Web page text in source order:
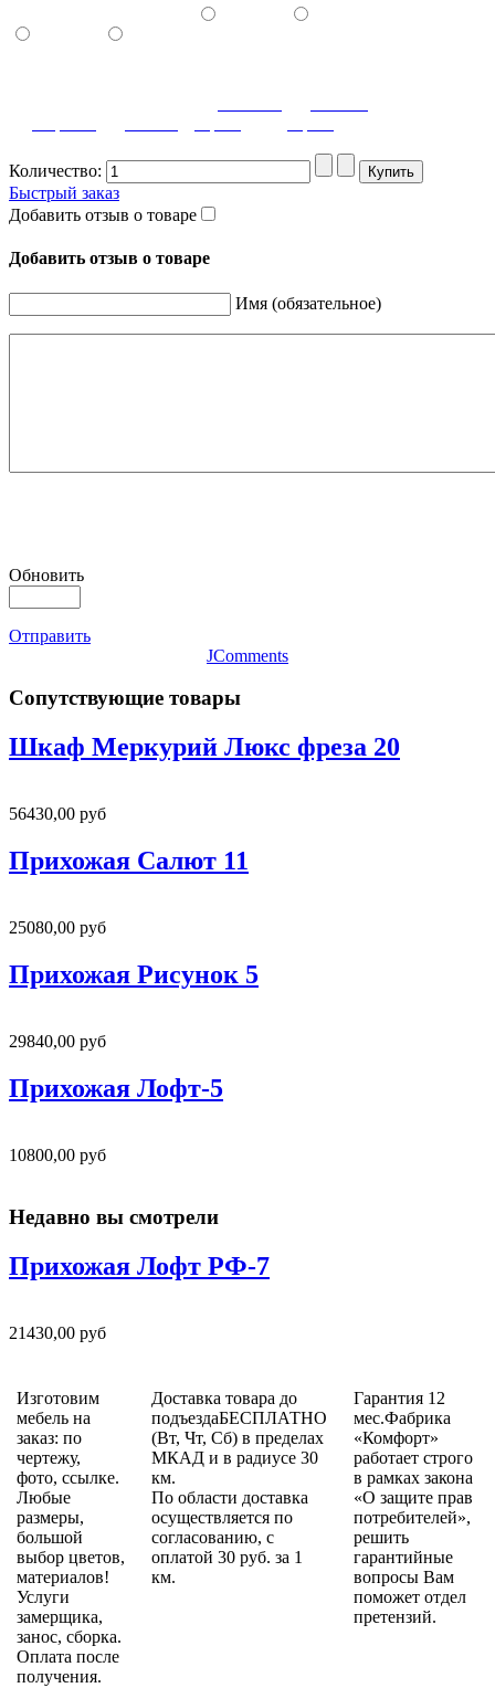
Количество:
Быстрый заказ
Добавить отзыв о товаре
Добавить отзыв о товаре
Имя (обязательное)
Обновить
Отправить
JComments
Сопутствующие товары
Шкаф Меркурий Люкс фреза 20
56430,00 руб
Прихожая Салют 11
25080,00 руб
Прихожая Рисунок 5
29840,00 руб
Прихожая Лофт-5
10800,00 руб
Недавно вы смотрели
Прихожая Лофт РФ-7
21430,00 руб
Изготовим
мебель на
заказ: по
чертежу,
фото, ссылке.
Любые
размеры,
большой
выбор цветов,
материалов!
Услуги
замерщика,
занос, сборка.
Оплата после
получения.
Доставка товара до
подъездаБЕСПЛАТНО
(Вт, Чт, Сб) в пределах
МКАД и в радиусе 30
км.
По области доставка
осуществляется по
согласованию, с
оплатой 30 руб. за 1
км.
Гарантия 12
мес.Фабрика
«Комфорт»
работает строго
в рамках закона
«О защите прав
потребителей»,
решить
гарантийные
вопросы Вам
поможет отдел
претензий.